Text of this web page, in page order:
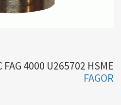
FAG 4000 U265702 HSME
FAGOR